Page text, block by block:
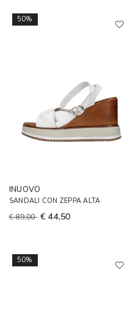
50%
INUOVO
SANDALI CON ZEPPA ALTA
€ 89,00 € 44,50
50%